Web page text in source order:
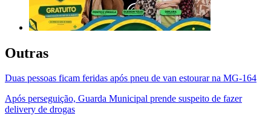
Outras
Duas pessoas ficam feridas após pneu de van estourar na MG-164
Após perseguição, Guarda Municipal prende suspeito de fazer
delivery de drogas